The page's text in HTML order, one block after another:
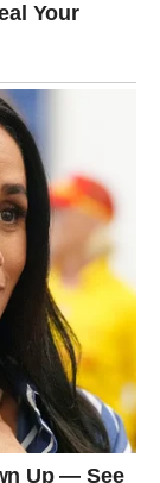
ili
ili novom
period u
koja bi mogla